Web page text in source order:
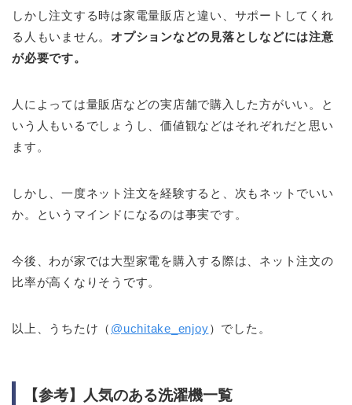
しかし注文する時は家電量販店と違い、サポートしてくれ
る人もいません。オプションなどの見落としなどには注意
が必要です。
人によっては量販店などの実店舗で購入した方がいい。と
いう人もいるでしょうし、価値観などはそれぞれだと思い
ます。
しかし、一度ネット注文を経験すると、次もネットでいい
か。というマインドになるのは事実です。
今後、わが家では大型家電を購入する際は、ネット注文の
比率が高くなりそうです。
以上、うちたけ（ @uchitake_enjoy）でした。
【参考】人気のある洗濯機一覧